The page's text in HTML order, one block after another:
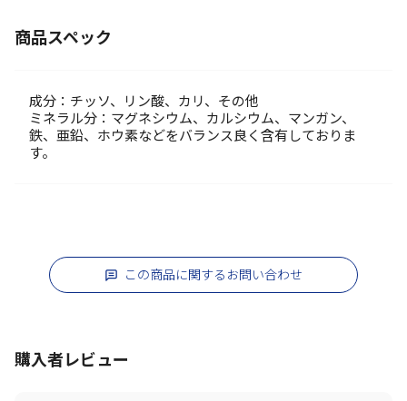
商品スペック
成分：チッソ、リン酸、カリ、その他
ミネラル分：マグネシウム、カルシウム、マンガン、
鉄、亜鉛、ホウ素などをバランス良く含有しておりま
す。
この商品に関するお問い合わせ
購入者レビュー